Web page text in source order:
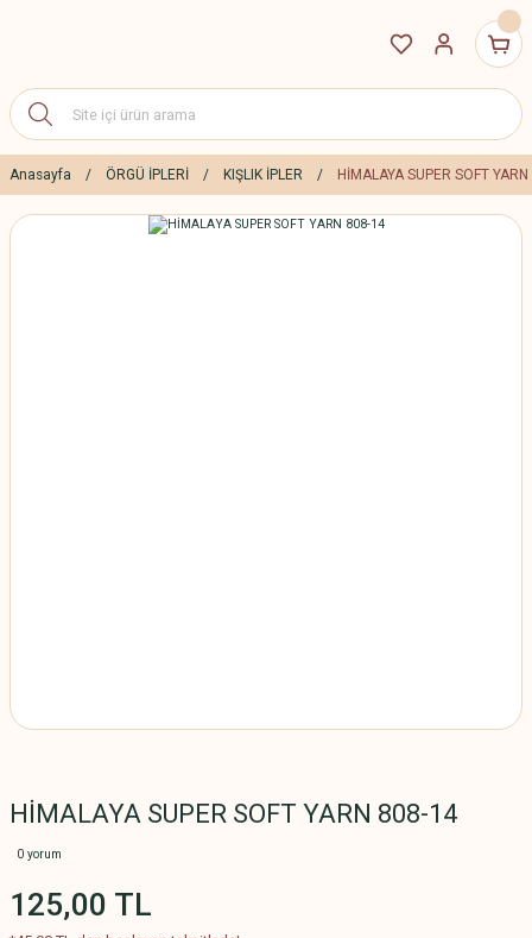
Anasayfa ÖRGÜ İPLERİ KIŞLIK İPLER HİMALAYA SUPER SOFT
HİMALAYA SUPER SOFT YARN 808-14
0 yorum
125,00 TL